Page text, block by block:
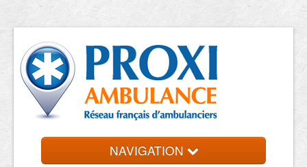
NAVIGATION